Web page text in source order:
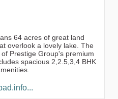
64 acres of great land
overlook a lovely lake. The
Prestige Group's premium
spacious 2,2.5,3,4 BHK